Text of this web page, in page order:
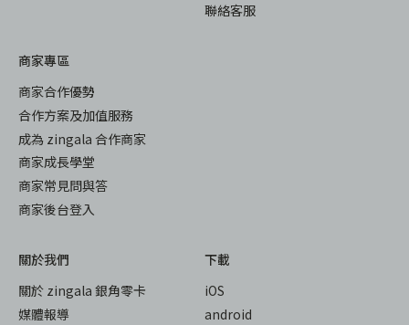
聯絡客服
商家專區
商家合作優勢
合作方案及加值服務
成為 zingala 合作商家
商家成長學堂
商家常見問與答
商家後台登入
關於我們
關於 zingala 銀角零卡
媒體報導
下載
iOS
android